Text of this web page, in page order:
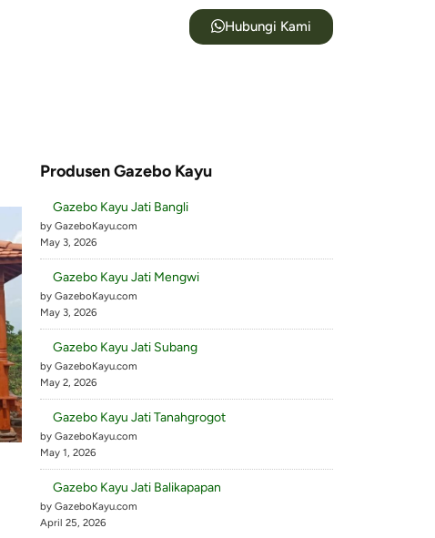
Hubungi Kami
Produsen Gazebo Kayu
Gazebo Kayu Jati Bangli
by GazeboKayu.com
May 3, 2026
Gazebo Kayu Jati Mengwi
by GazeboKayu.com
May 3, 2026
Gazebo Kayu Jati Subang
by GazeboKayu.com
May 2, 2026
Gazebo Kayu Jati Tanahgrogot
by GazeboKayu.com
May 1, 2026
Gazebo Kayu Jati Balikapapan
by GazeboKayu.com
April 25, 2026